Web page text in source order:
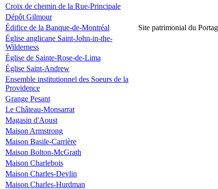
Croix de chemin de la Rue-Principale
Dépôt Gilmour
Édifice de la Banque-de-Montréal
Site patrimonial du
Église anglicane Saint-John-in-the-
Wilderness
Église de Sainte-Rose-de-Lima
Église Saint-Andrew
Ensemble institutionnel des Soeurs de la
Providence
Grange Pesant
Le Château-Monsarrat
Magasin d'Aoust
Maison Armstrong
Maison Basile-Carrière
Maison Bolton-McGrath
Maison Charlebois
Maison Charles-Devlin
Maison Charles-Hurdman